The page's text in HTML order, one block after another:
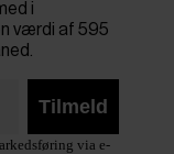
i
værdi af 595
Tilmeld
via e-